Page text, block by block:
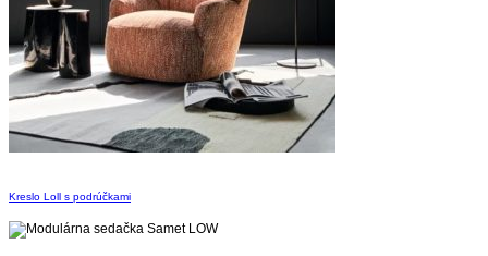
Kreslo Loll s podrúčkami